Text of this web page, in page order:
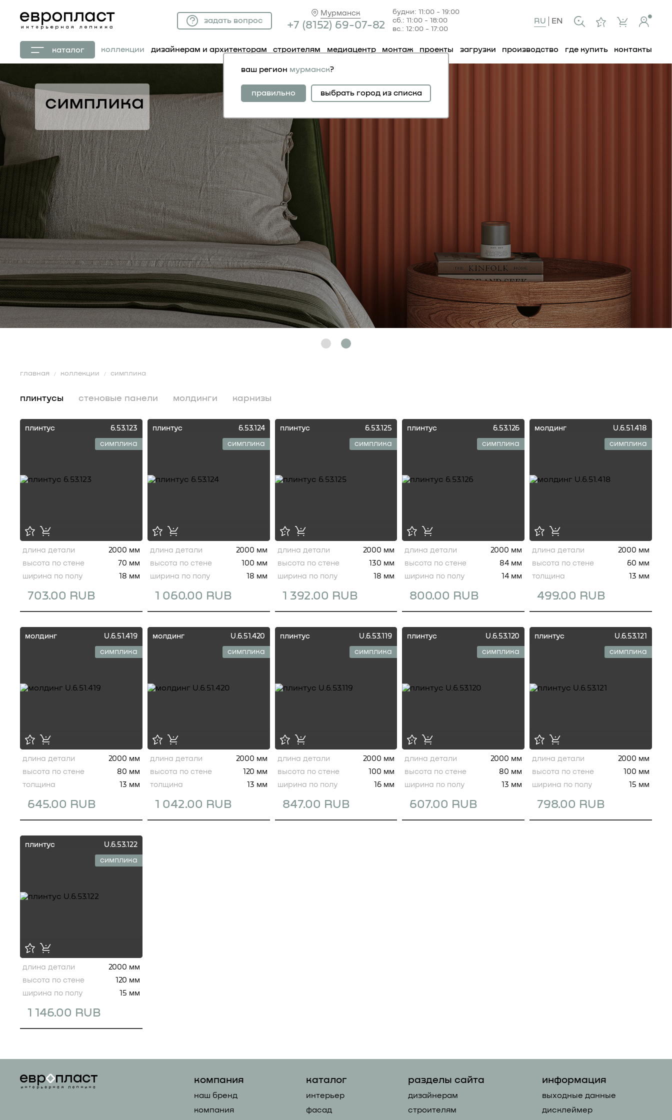
Мурманск
+7 (81 52) 69-07-82
будни: 11:00 - 19:00
сб.: 11:00 - 18:00
вс.: 12:00 - 17:00
задать вопрос RU EN
каталог коллекции дизайнерам и архитекторам строителям медиацентр монтаж проекты загрузки производство где купить контакты
ваш регион мурманск?
правильно выбрать город из списка
коллекция симплика отлично подойдет тем, кто
хочет украсить свое жилье перед сдачей
квартиры, а также для коммерческих объектов,
офисов и для тех, кто ищет быстрое решение для
своего интерьера.
симплика
главная коллекции симплика
плинтусы стеновые панели молдинги карнизы
плинтус 6.53.123
симплика
703.00 RUB
длина детали
2000 мм
высота по стене
70 мм
ширина по полу
18 мм
плинтус 6.53.124
симплика
1 060.00 RUB
длина детали
2000 мм
высота по стене
100 мм
ширина по полу
18 мм
плинтус 6.53.125
симплика
1 392.00 RUB
длина детали
2000 мм
высота по стене
130 мм
ширина по полу
18 мм
плинтус 6.53.126
симплика
800.00 RUB
длина детали
2000 мм
высота по стене
84 мм
ширина по полу
14 мм
молдинг U.6.51.418
симплика
499.00 RUB
длина детали
2000 мм
высота по стене
60 мм
толщина
13 мм
молдинг U.6.51.419
симплика
645.00 RUB
длина детали
2000 мм
высота по стене
80 мм
толщина
13 мм
молдинг U.6.51.420
симплика
1 042.00 RUB
длина детали
2000 мм
высота по стене
120 мм
толщина
13 мм
плинтус U.6.53.119
симплика
847.00 RUB
длина детали
2000 мм
высота по стене
100 мм
ширина по полу
16 мм
плинтус U.6.53.120
симплика
607.00 RUB
длина детали
2000 мм
высота по стене
80 мм
ширина по полу
13 мм
плинтус U.6.53.121
симплика
798.00 RUB
длина детали
2000 мм
высота по стене
100 мм
ширина по полу
15 мм
плинтус U.6.53.122
симплика
1 146.00 RUB
длина детали
2000 мм
высота по стене
120 мм
ширина по полу
15 мм
компания
наш бренд
компания
каталог
интерьер
фасад
разделы сайта
дизайнерам
строителям
информация
выходные данные
дисклеймер